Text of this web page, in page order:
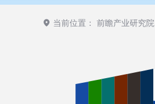
当前位置： 前瞻产业研究院